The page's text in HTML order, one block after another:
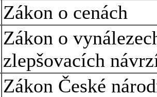
Zákon o cenách
Zákon o
zlepšovacích
Zákon České